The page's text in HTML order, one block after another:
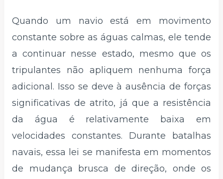
Quando um navio está em movimento
constante sobre as águas calmas, ele tende
a continuar nesse estado, mesmo que os
tripulantes não apliquem nenhuma força
adicional. Isso se deve à ausência de forças
significativas de atrito, já que a resistência
da água é relativamente baixa em
velocidades constantes. Durante batalhas
navais, essa lei se manifesta em momentos
de mudança brusca de direção, onde os